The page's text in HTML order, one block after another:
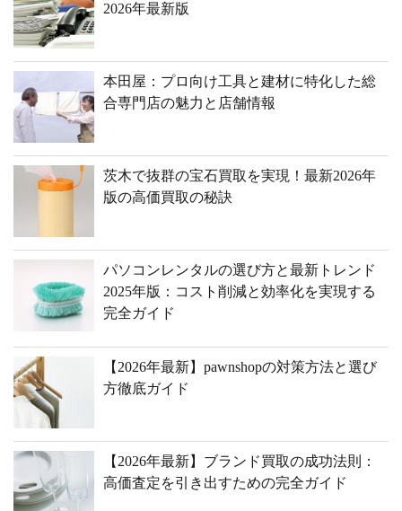
2026年最新版
本田屋：プロ向け工具と建材に特化した総
合専門店の魅力と店舗情報
茨木で抜群の宝石買取を実現！最新2026年
版の高価買取の秘訣
パソコンレンタルの選び方と最新トレンド
2025年版：コスト削減と効率化を実現する
完全ガイド
【2026年最新】pawnshopの対策方法と選び
方徹底ガイド
【2026年最新】ブランド買取の成功法則：
高価査定を引き出すための完全ガイド